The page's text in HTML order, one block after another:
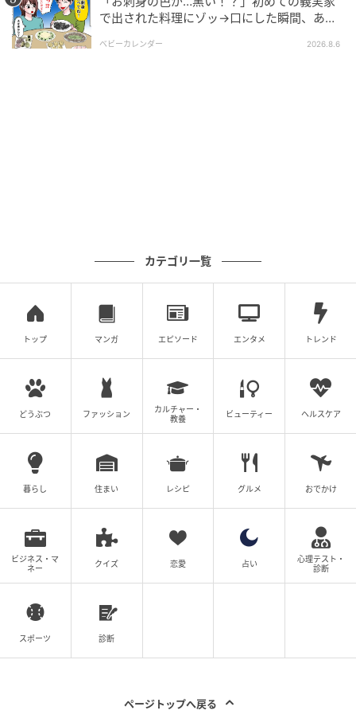
「不妊治療をするか、養子を迎えるか、どっちにする
の？」
が記されていました。
「先日、婦人科で検査を受けてきました。特に異常は
見つかりませんでした」
しかし義母はすぐに「うちの息子が原因なわけないじ
ゃない！」「絶対にあなたの問題よ！」と言ってきた
のです。夫は黙ったままでした。
ああ、もう限界だ。そう思った私は深呼吸をして、は
「私は、協力する気もない人と不妊治療を受けるつも
りはありません」
「それに、この家で子どもを育てたいとも思えない」
で出された料理にゾッ→口にした瞬間、あ
ベビーカレンダー 2026.8.6
カテゴリ一覧
トップ マンガ エピソード エンタメ トレンド
どうぶつ ファッション
カルチャー・
教養
ビューティー ヘルスケア
暮らし 住まい レシピ グルメ おでかけ
ビジネス・マ
ネー
クイズ 恋愛 占い
心理テスト・
診断
スポーツ 診断
ページトップへ戻る